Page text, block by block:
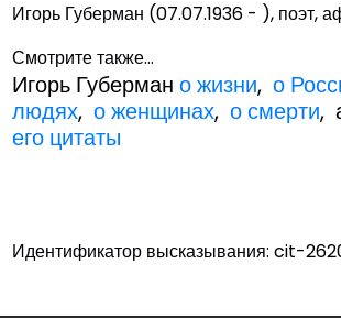
Игорь Губерман (07.07.1936 - ), поэт,
Смотрите также...
Игорь Губермано жизни,о
людях,о женщинах,о смерти,
его цитаты
Идентификатор высказывания: cit-